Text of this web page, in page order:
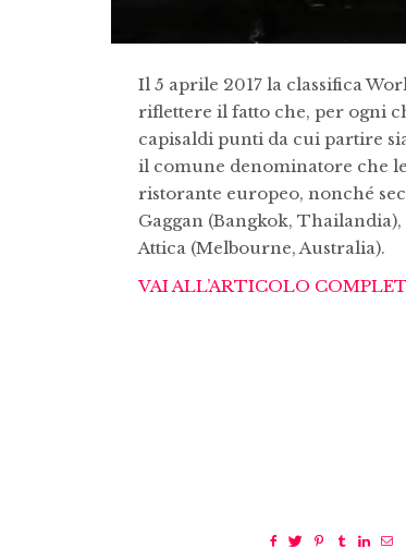
Il 5 aprile 2017 la classifica
riflettere il fatto che, per ogni
capisaldi punti da cui partire
il comune denominatore che
ristorante europeo, nonché
Gaggan (Bangkok,
Attica (Melbourne, Australia).
VAI ALL’ARTICOLO